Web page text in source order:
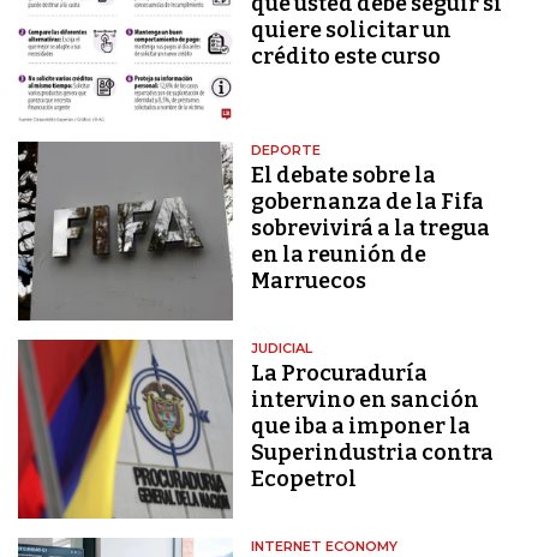
quiere solicitar un
crédito este curso
DEPORTE
El debate sobre la
gobernanza de la Fifa
sobrevivirá a la tregua
en la reunión de
Marruecos
JUDICIAL
La Procuraduría
intervino en sanción
que iba a imponer la
Superindustria contra
Ecopetrol
INTERNET ECONOMY